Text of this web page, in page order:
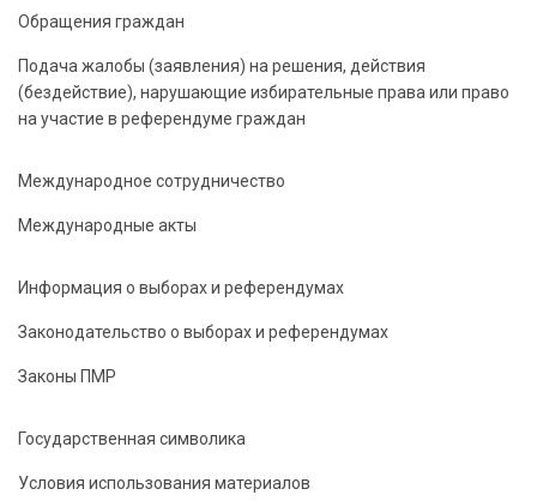
Обращения граждан
Подача жалобы (заявления) на решения, действия
(бездействие), нарушающие избирательные права или право
на участие в референдуме граждан
Международное сотрудничество
Международные акты
Информация о выборах и референдумах
Законодательство о выборах и референдумах
Законы ПМР
Государственная символика
Условия использования материалов